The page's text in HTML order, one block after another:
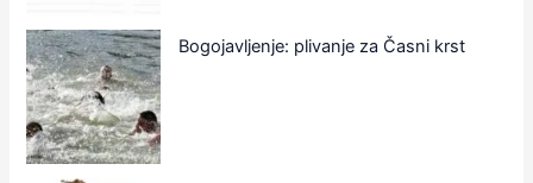
Bogojavljenje: plivanje za Časni krst